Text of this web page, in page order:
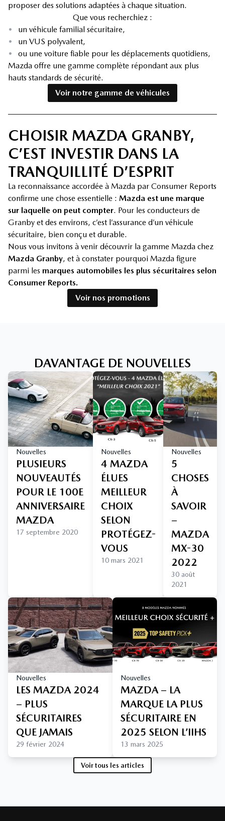
proposer des solutions adaptées à chaque situation.
Que vous recherchiez :
•
un véhicule familial sécuritaire,
•
un VUS polyvalent,
•
ou une voiture fiable pour les déplacements quotidiens,
Mazda offre une gamme complète répondant aux plus
hauts standards de sécurité.
Voir notre gamme de véhicules
CHOISIR MAZDA GRANBY,
C’EST INVESTIR DANS LA
TRANQUILLITÉ D’ESPRIT
La reconnaissance accordée à Mazda par Consumer Reports
confirme une chose essentielle : Mazda est une marque
sur laquelle on peut compter. Pour les conducteurs de
Granby et des environs, c’est l’assurance d’un véhicule
sécuritaire, bien conçu et durable.
Nous vous invitons à venir découvrir la gamme Mazda chez
Mazda Granby, et à constater pourquoi Mazda figure
parmi les marques automobiles les plus sécuritaires selon
Consumer Reports.
Voir nos promotions
DAVANTAGE DE NOUVELLES
Nouvelles
PLUSIEURS
NOUVEAUTÉS
POUR LE 100E
ANNIVERSAIRE
MAZDA
17 septembre 2020
Nouvelles
4 MAZDA
ÉLUES
MEILLEUR
CHOIX
SELON
PROTÉGEZ-
VOUS
10 mars 2021
Nouvelles
5
CHOSES
À
SAVOIR
–
MAZDA
MX-30
2022
30 août
2021
Nouvelles
LES MAZDA 2024
– PLUS
SÉCURITAIRES
QUE JAMAIS
29 février 2024
Nouvelles
MAZDA – LA
MARQUE LA PLUS
SÉCURITAIRE EN
2025 SELON L’IIHS
13 mars 2025
Voir tous les articles